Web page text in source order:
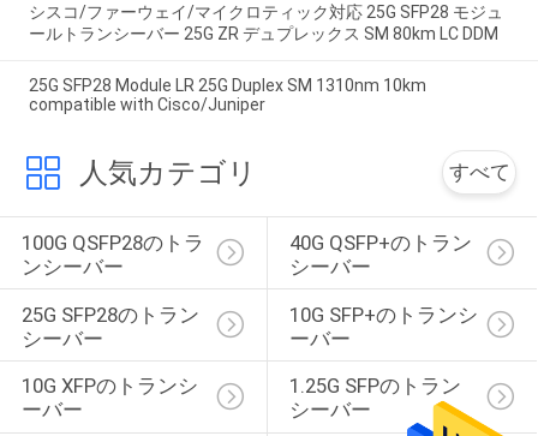
シスコ/ファーウェイ/マイクロティック対応 25G SFP28 モジュ
ールトランシーバー 25G ZR デュプレックス SM 80km LC DDM
25G SFP28 Module LR 25G Duplex SM 1310nm 10km
compatible with Cisco/Juniper
人気カテゴリ すべて
100G QSFP28のトラ
ンシーバー
40G QSFP+のトラン
シーバー
25G SFP28のトラン
シーバー
10G SFP+のトランシ
ーバー
10G XFPのトランシ
ーバー
1.25G SFPのトラン
シーバー